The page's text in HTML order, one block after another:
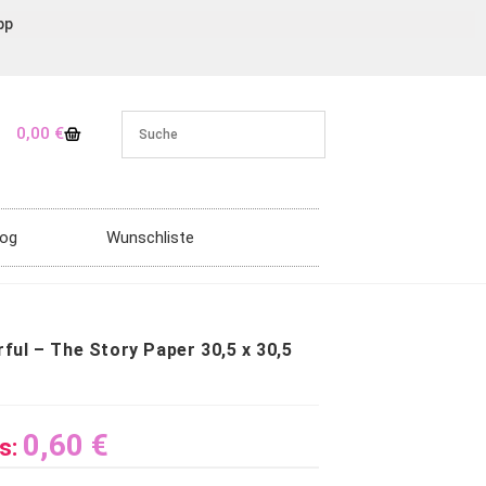
0,00 €
Wunschliste
– The Story Paper 30,5 x 30,5
0,60 €